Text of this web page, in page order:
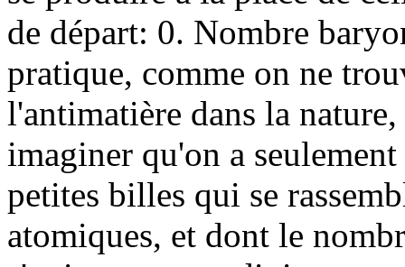
de départ: 0. Nombre
pratique, comme on ne
l'antimatière dans la
imaginer qu'on a
petites billes qui se
atomiques, et dont le